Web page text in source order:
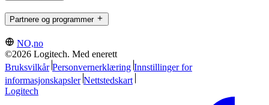
Partnere og programmer
NO,no
©2026 Logitech. Med enerett
Bruksvilkår Personvernerklæring Innstillinger for
informasjonskapsler Nettstedskart
Logitech